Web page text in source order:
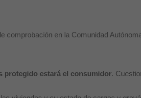
en la Comunidad
protegido estará el consumidor.